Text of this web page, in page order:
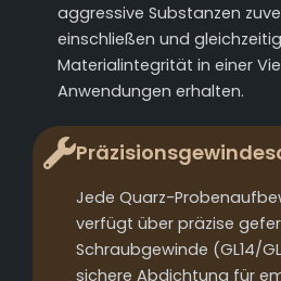
aggressive Substanzen
einschließen und
Materialintegrität in einer
Anwendungen erhalten.
Jede Quarz-
verfügt über präzise
Schraubgewinde (GL14/
sichere Abdichtung für